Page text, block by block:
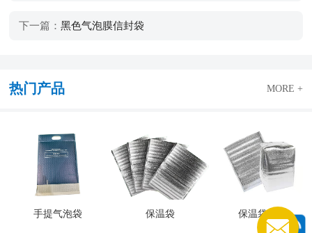
下一篇： 黑色气泡膜信封袋
热门产品 MORE +
手提气泡袋 保温袋 保温袋产品